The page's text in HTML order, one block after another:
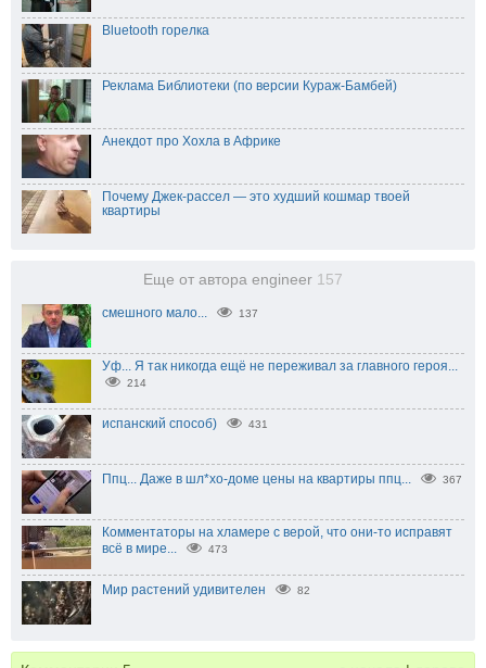
Bluetooth горелка
Реклама Библиотеки (по версии Кураж-Бамбей)
Анекдот про Xохла в Африке
Почему Джек-рассел — это худший кошмар твоей
квартиры
Еще от автора engineer 157
смешного мало... 137
Уф... Я так никогда ещё не переживал за главного героя...
214
испанский способ) 431
Ппц... Даже в шл*хо-доме цены на квартиры ппц... 367
Комментаторы на хламере с верой, что они-то исправят
всё в мире...
473
Мир растений удивителен 82